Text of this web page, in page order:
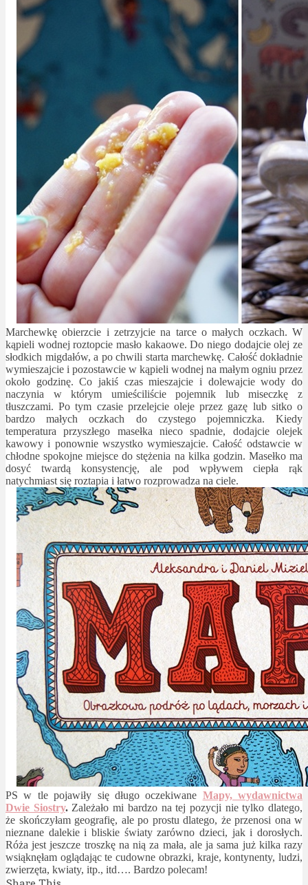
Marchewkę obierzcie i zetrzyjcie na tarce o małych oczkach. W
kąpieli wodnej roztopcie masło kakaowe. Do niego dodajcie olej ze
słodkich migdałów, a po chwili starta marchewkę. Całość dokładnie
wymieszajcie i pozostawcie w kąpieli wodnej na małym ogniu przez
około godzinę. Co jakiś czas mieszajcie i dolewajcie wody do
naczynia w którym umieściliście pojemnik lub miseczkę z
tłuszczami. Po tym czasie przelejcie oleje przez gazę lub sitko o
bardzo małych oczkach do czystego pojemniczka. Kiedy
temperatura przyszłego masełka nieco spadnie, dodajcie olejek
kawowy i ponownie wszystko wymieszajcie. Całość odstawcie w
chłodne spokojne miejsce do stężenia na kilka godzin. Masełko ma
dosyć twardą konsystencję, ale pod wpływem ciepła rąk
natychmiast się roztapia i łatwo rozprowadza na ciele.
PS w tle pojawiły się długo oczekiwane Mapy, wydawnictwa
Dwie Siostry.Zależało mi bardzo na tej pozycji nie tylko dlatego,
że skończyłam geografię, ale po prostu dlatego, że przenosi ona w
nieznane dalekie i bliskie światy zarówno dzieci, jak i dorosłych.
Róża jest jeszcze troszkę na nią za mała, ale ja sama już kilka razy
wsiąknęłam oglądając te cudowne obrazki, kraje, kontynenty, ludzi,
zwierzęta, kwiaty, itp., itd…. Bardzo polecam!